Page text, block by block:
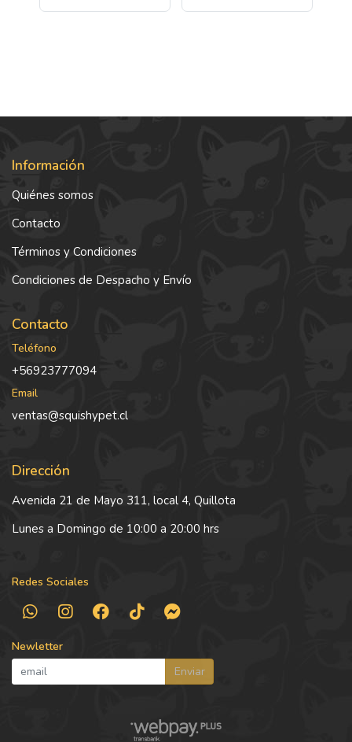
Información
Quiénes somos
Contacto
Términos y Condiciones
Condiciones de Despacho y Envío
Contacto
Teléfono
+56923777094
Email
ventas@squishypet.cl
Dirección
Avenida 21 de Mayo 311, local 4, Quillota
Lunes a Domingo de 10:00 a 20:00 hrs
Redes Sociales
Newletter
Enviar